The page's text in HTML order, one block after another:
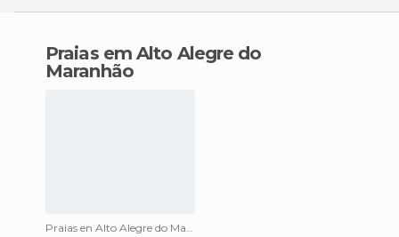
praias em Alto Alegre do
Maranhão
Praias en Alto Alegre do Maranhão